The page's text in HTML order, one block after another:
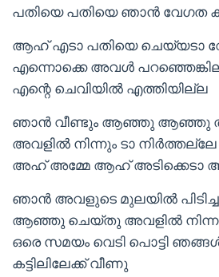
പതിയെ പതിയെ ഞാൻ വേഗത
ആഹ് എടാ പതിയെ ചെയ്യടാ
എന്നൊക്കെ അവൾ
എന്റെ ചെവിയിൽ എത്തിയില്ല
ഞാൻ വീണ്ടും ആഞ്ഞു ആഞ്ഞു
അവളിൽ നിന്നും ടാ
അഹ് അമ്മേ ആഹ്
ഞാൻ അവളുടെ മുലയിൽ
ആഞ്ഞു ചെയ്തു അവളിൽ നിന്നും
ഒരെ സമയം വെടി പൊട്ടി
കട്ടിലിലേക്ക് വീണു